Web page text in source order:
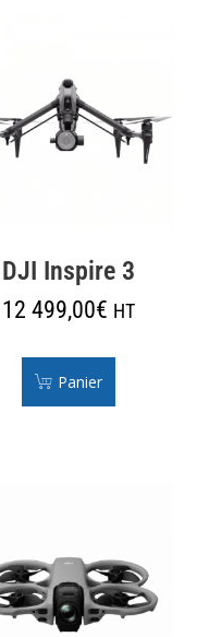
DJI Inspire 3
12 499,00€ HT
Panier